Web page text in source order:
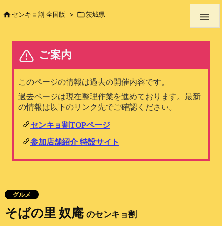

センキョ割 全国版 > 茨城県
グルメ
そばの里 奴庵 のセンキョ割